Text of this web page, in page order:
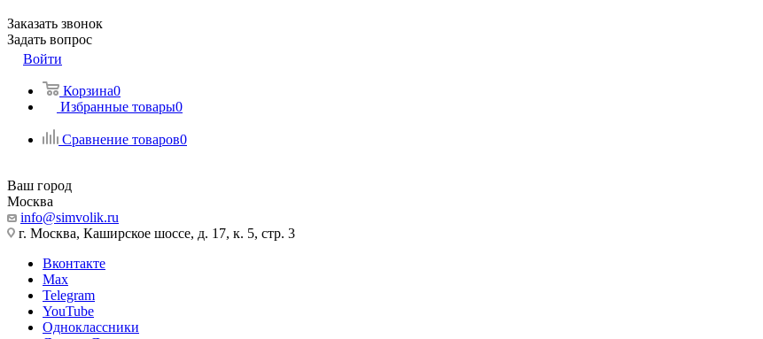
Заказать звонок
Задать вопрос
Войти
Корзина0
Избранные товары0
Сравнение товаров0
Ваш город
Москва
info@simvolik.ru
г. Москва, Каширское шоссе, д. 17, к. 5, стр. 3
Вконтакте
Max
Telegram
YouTube
Одноклассники